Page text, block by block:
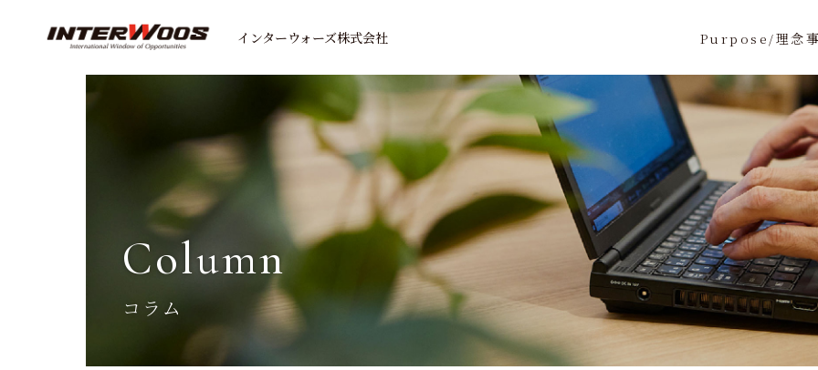
インターウォーズ株式会社 Purpose/理念
column
コラム